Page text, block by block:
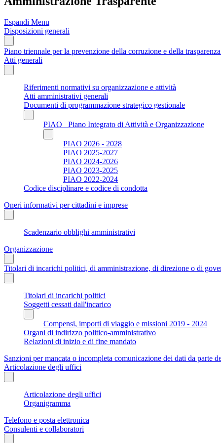
Espandi Menu
Disposizioni generali
Piano triennale per la prevenzione della corruzione e della
Atti generali
Riferimenti normativi su organizzazione e attività
Atti amministrativi generali
Documenti di programmazione strategico gestionale
PIAO_ Piano Integrato di Attività e Organizzazione
PIAO 2026 - 2028
PIAO 2025-2027
PIAO 2024-2026
PIAO 2023-2025
PIAO 2022-2024
Codice disciplinare e codice di condotta
Oneri informativi per cittadini e imprese
Scadenzario obblighi amministrativi
Organizzazione
Titolari di incarichi politici, di amministrazione, di direzione o di
Titolari di incarichi politici
Soggetti cessati dall'incarico
Compensi, importi di viaggio e missioni 2019 - 2024
Organi di indirizzo politico-amministrativo
Relazioni di inizio e di fine mandato
Sanzioni per mancata o incompleta comunicazione dei dati da
Articolazione degli uffici
Articolazione degli uffici
Organigramma
Telefono e posta elettronica
Consulenti e collaboratori